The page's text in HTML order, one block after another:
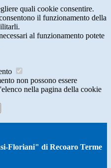
quali cookie consentire.
il funzionamento della
al funzionamento potete
non possono essere
nella pagina della cookie
Floriani" di Recoaro Terme